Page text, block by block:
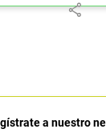
share
a nuestro